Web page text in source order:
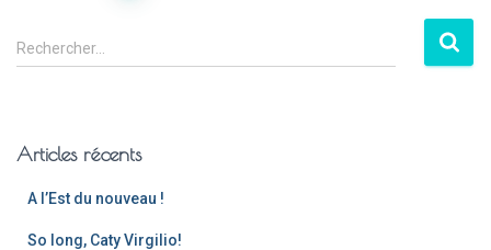
Rechercher…
Articles récents
A l’Est du nouveau !
So long, Caty Virgilio!